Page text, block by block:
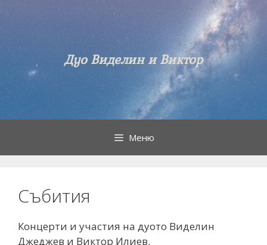
Към
съдържанието
Дуо Виделин и Виктор
Меню
Събития
Концерти и участия на дуото Виделин
Джеджев и Виктор Илиев.